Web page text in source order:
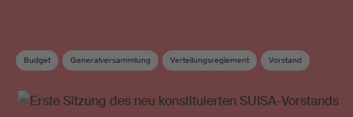
Budget Generalversammlung Verteilungsreglement Vorstand